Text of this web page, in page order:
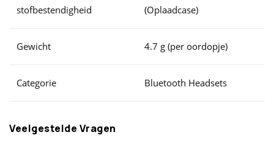
stofbestendigheid
(Oplaadcase)
Gewicht 4.7 g (per oordopje)
Categorie Bluetooth Headsets
Veelgestelde Vragen